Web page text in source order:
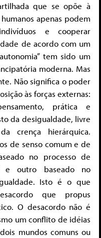
que se opõe à
apenas podem
e cooperar
de acordo com um
tem sido um
moderna. Mas
Não significa o poder
às forças externas:
prática e
da desigualdade, livre
crença hierárquica.
de senso comum e de
no processo de
e outro baseado no
Isto é o que
que propus
O desacordo não é
um conflito de idéias
mundos comuns ou